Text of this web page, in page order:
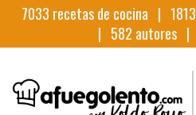
7033 recetas de cocina |
| 582 autores |